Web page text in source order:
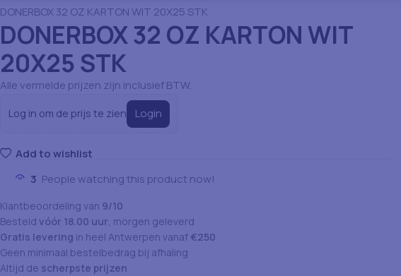
DONERBOX 32 OZ KARTON WIT 20X25 STK
DONERBOX 32 OZ KARTON WIT
20X25 STK
Alle vermelde prijzen zijn inclusief BTW.
Log in om de prijs te zien Login
Add to wishlist
3 People watching this product now!
Klantbeoordeling van 9/10
Besteld vóór 18.00 uur, morgen geleverd
Gratis levering in heel Antwerpen vanaf €250
Geen minimaal bestelbedrag bij afhaling
Altijd de scherpste prijzen